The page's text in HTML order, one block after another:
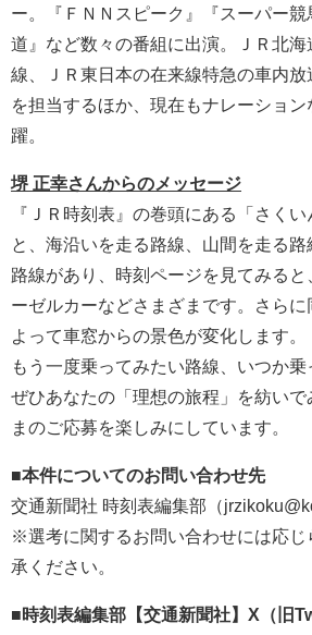
ー。『ＦＮＮスピーク』『スーパー
道』など数々の番組に出演。ＪＲ北海
線、ＪＲ東日本の在来線特急の車内
を担当するほか、現在もナレーショ
躍。
堺 正幸さんからのメッセージ
『ＪＲ時刻表』の巻頭にある「さく
と、海沿いを走る路線、山間を走る
路線があり、時刻ページを見てみると
ーゼルカーなどさまざまです。さら
よって車窓からの景色が変化します。
もう一度乗ってみたい路線、いつか
ぜひあなたの「理想の旅程」を紡いで
まのご応募を楽しみにしています。
■本件についてのお問い合わせ先
交通新聞社 時刻表編集部（
※選考に関するお問い合わせには応じ
承ください。
■時刻表編集部【交通新聞社】X（旧